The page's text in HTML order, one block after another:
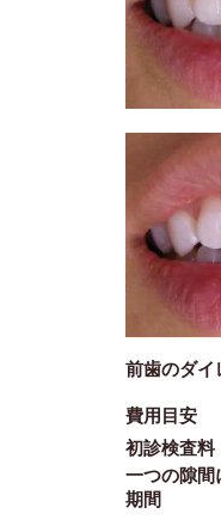
前歯のダイ
費用目安
初診検
一つの隙
期間